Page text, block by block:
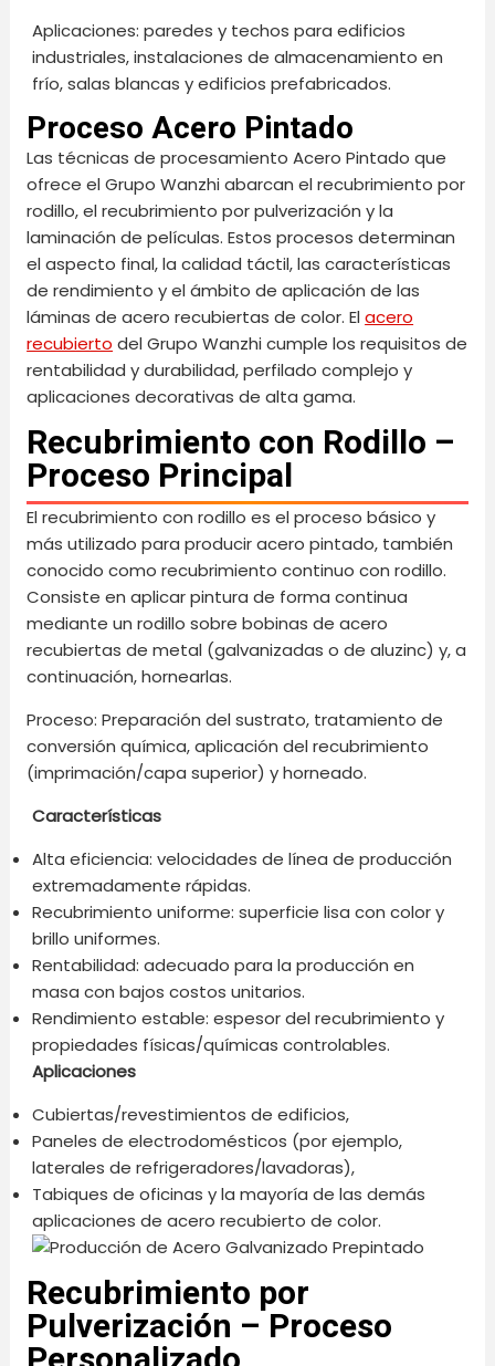
Aplicaciones: paredes y techos para edificios
industriales, instalaciones de almacenamiento en
frío, salas blancas y edificios prefabricados.
Proceso Acero Pintado
Las técnicas de procesamiento Acero Pintado que
ofrece el Grupo Wanzhi abarcan el recubrimiento por
rodillo, el recubrimiento por pulverización y la
laminación de películas. Estos procesos determinan
el aspecto final, la calidad táctil, las características
de rendimiento y el ámbito de aplicación de las
láminas de acero recubiertas de color. Elacero
recubierto del Grupo Wanzhi cumple los requisitos de
rentabilidad y durabilidad, perfilado complejo y
aplicaciones decorativas de alta gama.
Recubrimiento con Rodillo –
Proceso Principal
El recubrimiento con rodillo es el proceso básico y
más utilizado para producir acero pintado, también
conocido como recubrimiento continuo con rodillo.
Consiste en aplicar pintura de forma continua
mediante un rodillo sobre bobinas de acero
recubiertas de metal (galvanizadas o de aluzinc) y, a
continuación, hornearlas.
Proceso: Preparación del sustrato, tratamiento de
conversión química, aplicación del recubrimiento
(imprimación/capa superior) y horneado.
Características
Alta eficiencia: velocidades de línea de producción
extremadamente rápidas.
Recubrimiento uniforme: superficie lisa con color y
brillo uniformes.
Rentabilidad: adecuado para la producción en
masa con bajos costos unitarios.
Rendimiento estable: espesor del recubrimiento y
propiedades físicas/químicas controlables.
Aplicaciones
Cubiertas/revestimientos de edificios,
Paneles de electrodomésticos (por ejemplo,
laterales de refrigeradores/lavadoras),
Tabiques de oficinas y la mayoría de las demás
aplicaciones de acero recubierto de color.
Recubrimiento por
Pulverización – Proceso